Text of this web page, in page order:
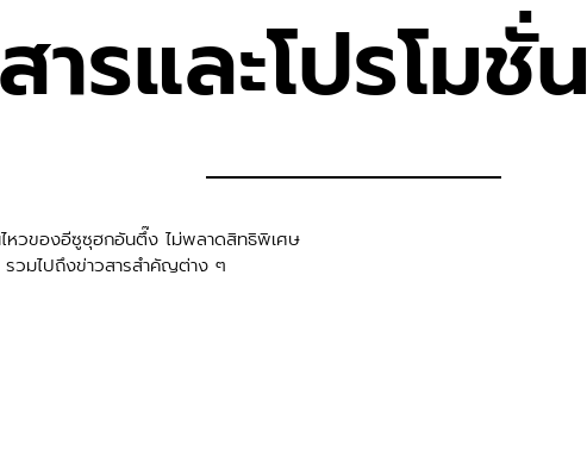
ารและโปรโมชั่น
หวของอีซูซุฮกอันตึ๊ง ไม่พลาดสิทธิพิเศษ
วมไปถึงข่าวสารสำคัญต่าง ๆ